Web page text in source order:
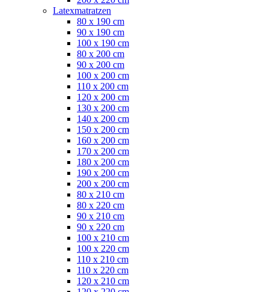
Latexmatratzen
80 x 190 cm
90 x 190 cm
100 x 190 cm
80 x 200 cm
90 x 200 cm
100 x 200 cm
110 x 200 cm
120 x 200 cm
130 x 200 cm
140 x 200 cm
150 x 200 cm
160 x 200 cm
170 x 200 cm
180 x 200 cm
190 x 200 cm
200 x 200 cm
80 x 210 cm
80 x 220 cm
90 x 210 cm
90 x 220 cm
100 x 210 cm
100 x 220 cm
110 x 210 cm
110 x 220 cm
120 x 210 cm